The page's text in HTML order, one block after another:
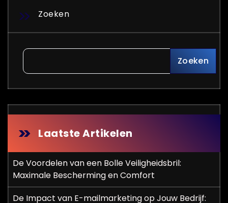
Zoeken
Zoeken
Laatste Artikelen
De Voordelen van een Bolle Veiligheidsbril:
Maximale Bescherming en Comfort
De Impact van E-mailmarketing op Jouw Bedrijf: